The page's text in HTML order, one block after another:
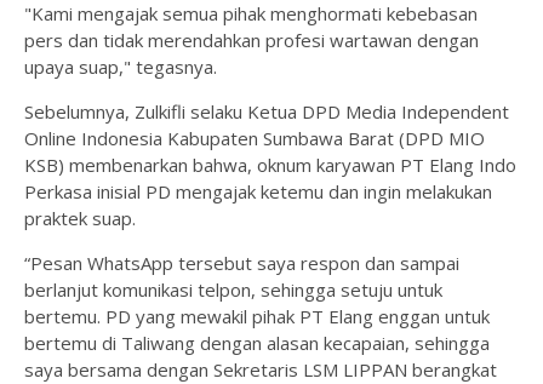
"Kami mengajak semua pihak menghormati kebebasan
pers dan tidak merendahkan profesi wartawan dengan
upaya suap," tegasnya.
Sebelumnya, Zulkifli selaku Ketua DPD Media Independent
Online Indonesia Kabupaten Sumbawa Barat (DPD MIO
KSB) membenarkan bahwa, oknum karyawan PT Elang Indo
Perkasa inisial PD mengajak ketemu dan ingin melakukan
praktek suap.
“Pesan WhatsApp tersebut saya respon dan sampai
berlanjut komunikasi telpon, sehingga setuju untuk
bertemu. PD yang mewakil pihak PT Elang enggan untuk
bertemu di Taliwang dengan alasan kecapaian, sehingga
saya bersama dengan Sekretaris LSM LIPPAN berangkat